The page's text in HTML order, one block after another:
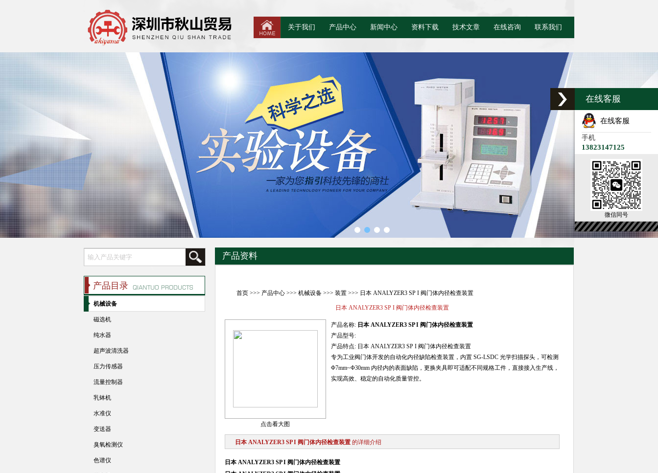
关于我们 产品中心 新闻中心 资料下载 技术文章 在线咨询 联系我们
产品资料
首页>>> 产品中心>>> 机械设备>>> 装置>>> 日本 ANALYZER3 SP I 阀门体内径检查装置
日本 ANALYZER3 SP I 阀门体内径检查装置
点击看大图
产品名称: 日本 ANALYZER3 SP I 阀门体内径检查装置
产品型号:
产品特点: 日本 ANALYZER3 SP I 阀门体内径检查装置
专为工业阀门体开发的自动化内径缺陷检查装置，内置 SG-LSDC 光学扫描探头，可检测
Φ7mm~Φ30mm 内径内的表面缺陷，更换夹具即可适配不同规格工件，直接接入生产线，
实现高效、稳定的自动化质量管控。
日本 ANALYZER3 SP I 阀门体内径检查装置 的详细介绍
日本 ANALYZER3 SP I 阀门体内径检查装置
产品目录
机械设备
磁选机
纯水器
超声波清洗器
压力传感器
流量控制器
乳钵机
水准仪
变送器
臭氧检测仪
色谱仪
在线客服
在线客服
手机
13823147125
微信同号